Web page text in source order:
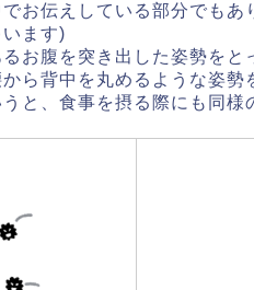
お伝えしている部分でも
ます)
お腹を突き出した姿勢を
ら背中を丸めるような姿勢
と、食事を摂る際にも同